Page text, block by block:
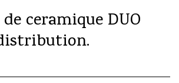
ceramique DUO